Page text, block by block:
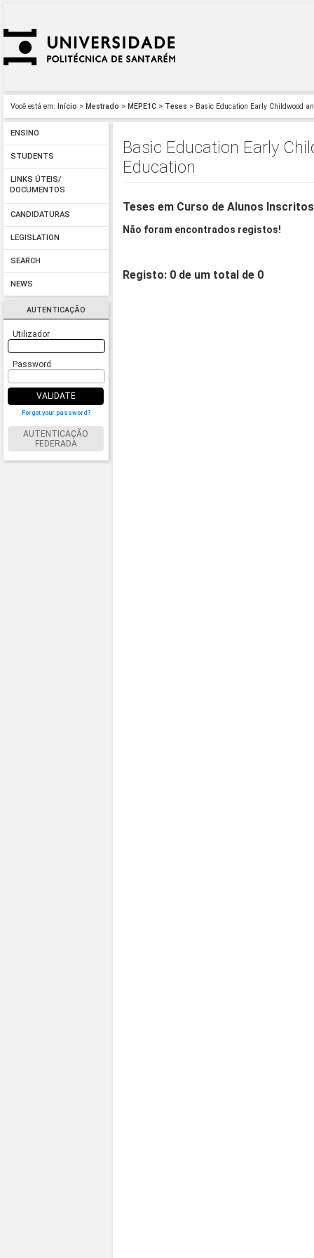
Você está em: Início > Mestrado > MEPE1C > Teses > Basic Education Early Childwood
ENSINO
STUDENTS
LINKS ÚTEIS/
DOCUMENTOS
CANDIDATURAS
LEGISLATION
SEARCH
NEWS
AUTENTICAÇÃO
Utilizador
Password
VALIDATE
Forgot your password?
AUTENTICAÇÃO
FEDERADA
Basic Education Early
Education
Teses em Curso de Alunos
Não foram encontrados registos!
Registo: 0 de um total de 0